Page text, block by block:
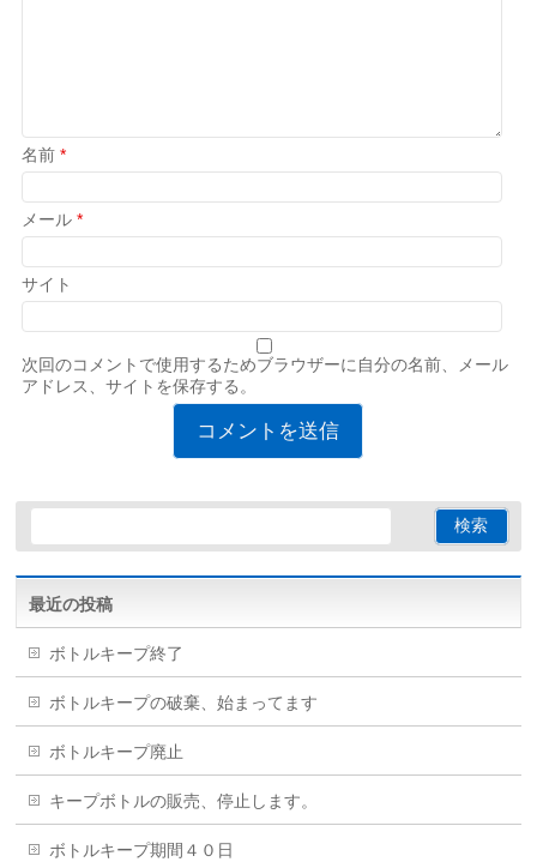
名前*
メール*
サイト
次回のコメントで使用するためブラウザーに自分の名前、メール
アドレス、サイトを保存する。
最近の投稿
ボトルキープ終了
ボトルキープの破棄、始まってます
ボトルキープ廃止
キープボトルの販売、停止します。
ボトルキープ期間４０日